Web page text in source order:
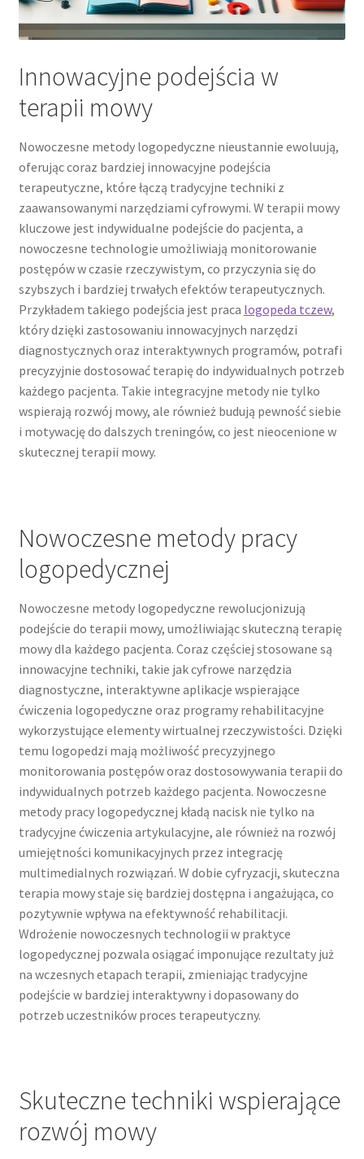
Innowacyjne podejścia w
terapii mowy
Nowoczesne metody logopedyczne nieustannie ewoluują,
oferując coraz bardziej innowacyjne podejścia
terapeutyczne, które łączą tradycyjne techniki z
zaawansowanymi narzędziami cyfrowymi. W terapii mowy
kluczowe jest indywidualne podejście do pacjenta, a
nowoczesne technologie umożliwiają monitorowanie
postępów w czasie rzeczywistym, co przyczynia się do
szybszych i bardziej trwałych efektów terapeutycznych.
Przykładem takiego podejścia jest praca logopeda tczew,
który dzięki zastosowaniu innowacyjnych narzędzi
diagnostycznych oraz interaktywnych programów, potrafi
precyzyjnie dostosować terapię do indywidualnych potrzeb
każdego pacjenta. Takie integracyjne metody nie tylko
wspierają rozwój mowy, ale również budują pewność siebie
i motywację do dalszych treningów, co jest nieocenione w
skutecznej terapii mowy.
Nowoczesne metody pracy
logopedycznej
Nowoczesne metody logopedyczne rewolucjonizują
podejście do terapii mowy, umożliwiając skuteczną terapię
mowy dla każdego pacjenta. Coraz częściej stosowane są
innowacyjne techniki, takie jak cyfrowe narzędzia
diagnostyczne, interaktywne aplikacje wspierające
ćwiczenia logopedyczne oraz programy rehabilitacyjne
wykorzystujące elementy wirtualnej rzeczywistości. Dzięki
temu logopedzi mają możliwość precyzyjnego
monitorowania postępów oraz dostosowywania terapii do
indywidualnych potrzeb każdego pacjenta. Nowoczesne
metody pracy logopedycznej kładą nacisk nie tylko na
tradycyjne ćwiczenia artykulacyjne, ale również na rozwój
umiejętności komunikacyjnych przez integrację
multimedialnych rozwiązań. W dobie cyfryzacji, skuteczna
terapia mowy staje się bardziej dostępna i angażująca, co
pozytywnie wpływa na efektywność rehabilitacji.
Wdrożenie nowoczesnych technologii w praktyce
logopedycznej pozwala osiągać imponujące rezultaty już
na wczesnych etapach terapii, zmieniając tradycyjne
podejście w bardziej interaktywny i dopasowany do
potrzeb uczestników proces terapeutyczny.
Skuteczne techniki wspierające
rozwój mowy